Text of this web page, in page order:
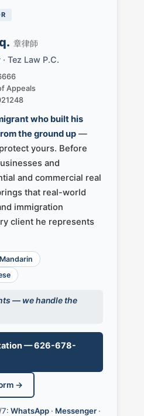
章律師
Tez Law P.C.
Appeals
who built his
the ground up—
yours. Before
and
and commercial real
that real-world
immigration
client he represents
— we handle the
— 626-678-
→
7: WhatsApp· Messenger·